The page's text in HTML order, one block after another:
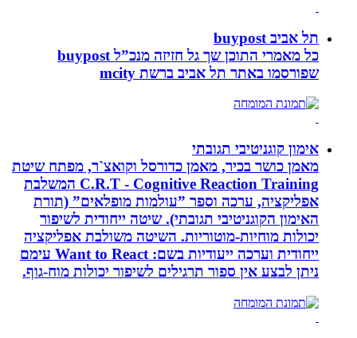
תל אביב buypost
כל מאמרי התוכן שך גל חזיזה מנכ”ל buypost
שפורסמו באתר תל אביב ברשת mcity
אימון קוגניטיבי תגובתי
מאמן כושר בכיר, מאמן כדורסל וקואצ`ר, מפתח שיטת
C.R.T - Cognitive Reaction Training המשלבת
אפליקציה, ערכה וספר ”עולמות מופלאים” (תורת
האימון הקוגניטיבי תגובתי). שיטה ייחודית לשיפור
יכולות מוחיות-מוטוריות. השיטה משולבת אפליקציה
ייחודית וערכה ייעודיות בשם: Want to React עימם
ניתן לבצע אין ספור תרגילים לשיפור יכולות מוח-גוף.